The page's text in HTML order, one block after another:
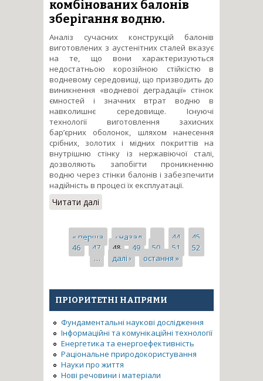
комбінованих балонів
зберігання водню.
Аналіз сучасних конструкцій балонів
виготовлених з аустенітних сталей вказує
на те, що вони характеризуються
недостатньою корозійною стійкістю в
водневому середовищі, що призводить до
виникнення «водневої деградації» стінок
ємностей і значних втрат водню в
навколишнє середовище. Існуючі
технології виготовлення захисних
бар’єрних оболонок, шляхом нанесення
срібних, золотих і мідних покриттів на
внутрішню стінку із нержавіючої сталі,
дозволяють запобігти проникненню
водню через стінки балонів і забезпечити
надійність в процесі їх експлуатації.
Читати далі
бар’єрних оболонок для
балонів зберігання водню.
Сторінки
« перша ‹ назад 44
45
46
47 48 49 50 51
52
…
далі › остання »
ПРІОРИТЕТНІ НАПРЯМИ
Фундаментальні наукові дослідження
Інформаційні та комунікаційні технології
Енергетика та енергоефективність
Раціональне природокористування
Науки про життя
Нові речовини і матеріали